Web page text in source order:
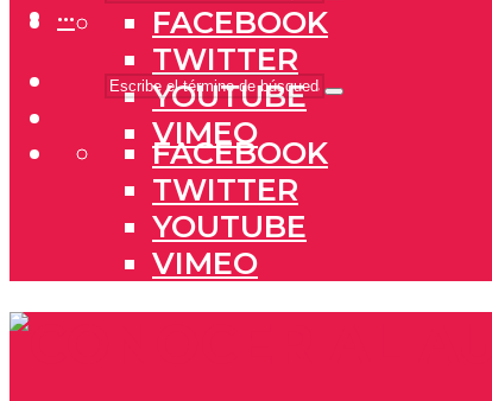
FACEBOOK
TWITTER
YOUTUBE
VIMEO
···
FACEBOOK
TWITTER
YOUTUBE
VIMEO